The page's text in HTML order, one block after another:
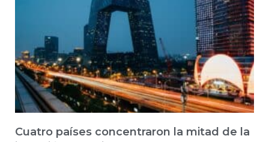
Cuatro países concentraron la mitad de la